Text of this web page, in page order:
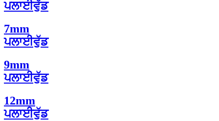
ਪਲਾਈਵੁੱਡ
7mm
ਪਲਾਈਵੁੱਡ
9mm
ਪਲਾਈਵੁੱਡ
12mm
ਪਲਾਈਵੁੱਡ